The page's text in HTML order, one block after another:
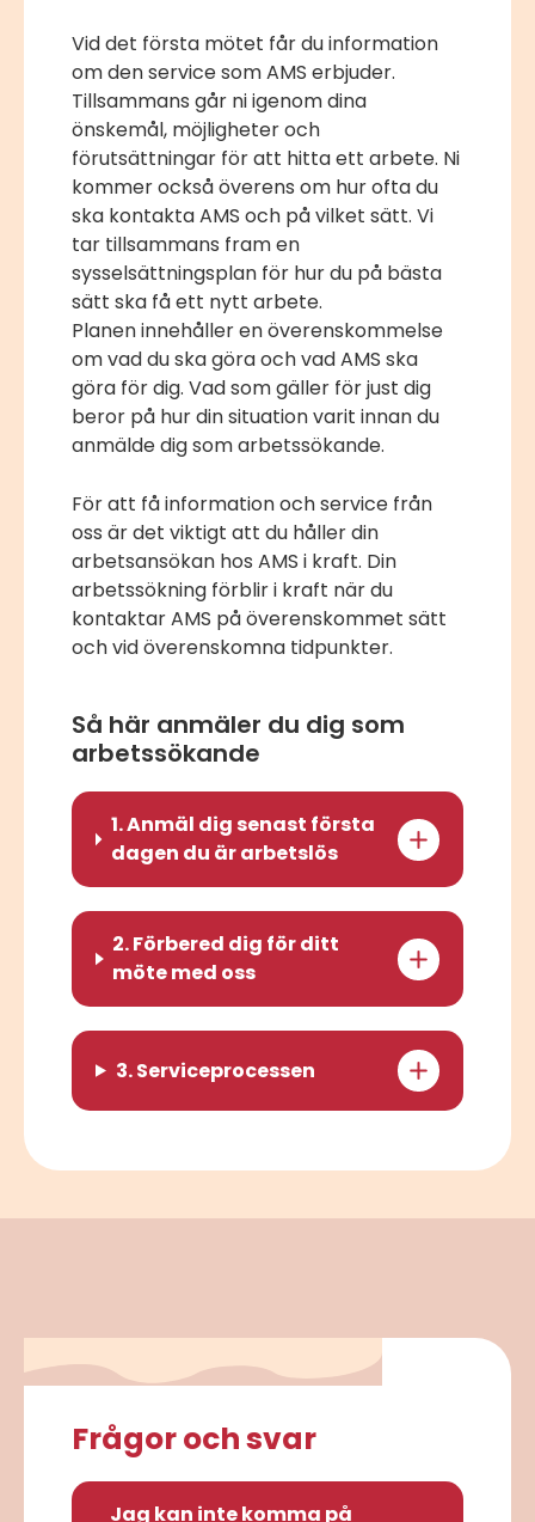
Vid det första mötet får du information
om den service som AMS erbjuder.
Tillsammans går ni igenom dina
önskemål, möjligheter och
förutsättningar för att hitta ett arbete. Ni
kommer också överens om hur ofta du
ska kontakta AMS och på vilket sätt. Vi
tar tillsammans fram en
sysselsättningsplan för hur du på bästa
sätt ska få ett nytt arbete.
Planen innehåller en överenskommelse
om vad du ska göra och vad AMS ska
göra för dig. Vad som gäller för just dig
beror på hur din situation varit innan du
anmälde dig som arbetssökande.
För att få information och service från
oss är det viktigt att du håller din
arbetsansökan hos AMS i kraft. Din
arbetssökning förblir i kraft när du
kontaktar AMS på överenskommet sätt
och vid överenskomna tidpunkter.
Så här anmäler du dig som
arbetssökande
1. Anmäl dig senast första
dagen du är arbetslös
2. Förbered dig för ditt
möte med oss
3. Serviceprocessen
Frågor och svar
Jag kan inte komma på